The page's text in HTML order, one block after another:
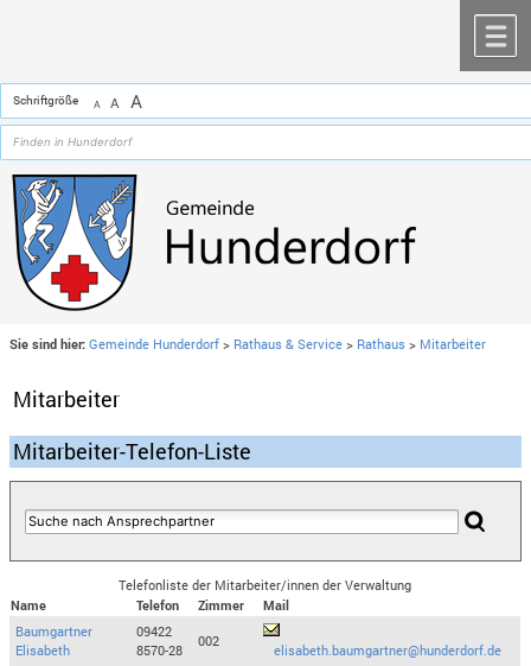
Schriftgröße A A A
Sie sind hier: Gemeinde Hunderdorf > Rathaus & Service > Rathaus > Mitarbeiter
Mitarbeiter
Mitarbeiter-Telefon-Liste
Telefonliste der Mitarbeiter/innen der Verwaltung
Name
Telefon Zimmer
Mail
Baumgartner
Elisabeth
09422
8570-28
002
elisabeth.baumgartner@hunderdorf.de